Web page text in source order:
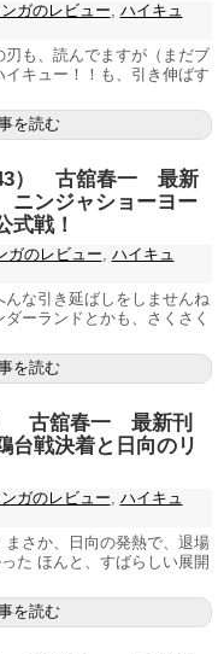
ガのレビュー, ハイキュ
も、読んでますが（まだブ
キュー！！も、引き伸ばす
を読む
） 古舘春一 最新
ンジャショーヨー
式戦！
ガのレビュー, ハイキュ
な引き延ばしをしませんね
ーランドとかも、さくさく
を読む
古舘春一 最新刊
戦決着と日向のリ
ガのレビュー, ハイキュ
さか、日向の発熱で、退場
た ほんと、すばらしい展開
を読む